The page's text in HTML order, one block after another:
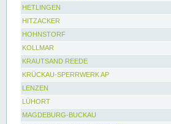
HETLINGEN
HITZACKER
HOHNSTORF
KOLLMAR
KRAUTSAND REEDE
KRÜCKAU-SPERRWERK AP
LENZEN
LÜHORT
MAGDEBURG-BUCKAU